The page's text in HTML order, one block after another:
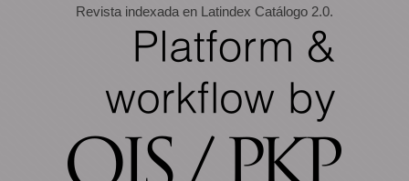
Revista indexada en Latindex Catálogo 2.0.